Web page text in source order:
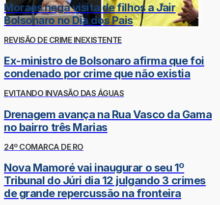
Moraes nega visita de filhos a Jair
Bolsonaro no Dia dos Pais
REVISÃO DE CRIME INEXISTENTE
Ex-ministro de Bolsonaro afirma que foi
condenado por crime que não existia
EVITANDO INVASÃO DAS ÁGUAS
Drenagem avança na Rua Vasco da Gama
no bairro três Marias
24º COMARCA DE RO
Nova Mamoré vai inaugurar o seu 1º
Tribunal do Júri dia 12 julgando 3 crimes
de grande repercussão na fronteira